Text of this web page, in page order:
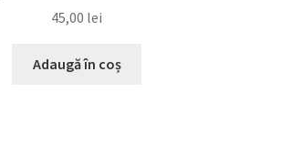
45,00 lei
Adaugă în coș